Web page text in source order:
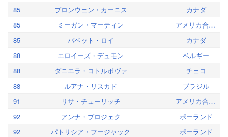
85
ブロンウェン・カーニス
カナダ
85
ミーガン・マーティン
アメリカ合衆国
85
バベット・ロイ
カナダ
88
エロイーズ・デュモン
ベルギー
88
ダニエラ・コトルボヴァ
チェコ
88
ルアナ・リスカド
ブラジル
91
リサ・チューリッチ
アメリカ合衆国
92
アンナ・ブロジェク
ポーランド
92
パトリシア・フージャック
ポーランド